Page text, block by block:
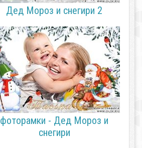
Дед Мороз и снегири 2
фоторамки - Дед Мороз и
снегири